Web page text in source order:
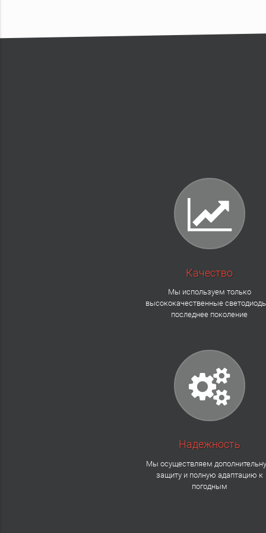
Качество
Мы используем только
высококачественные
последнее поколение
Надежность
Мы осуществляем
защиту и полную адаптацию к
погодным